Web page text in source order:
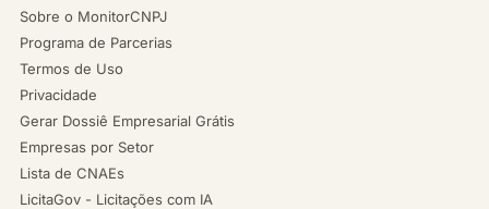
Sobre o MonitorCNPJ
Programa de Parcerias
Termos de Uso
Privacidade
Gerar Dossiê Empresarial Grátis
Empresas por Setor
Lista de CNAEs
LicitaGov - Licitações com IA